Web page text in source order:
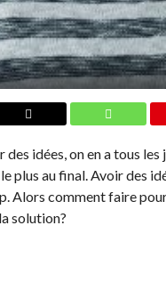
idées, on en a tous
plus au final. Avoir des
Alors comment faire
solution?